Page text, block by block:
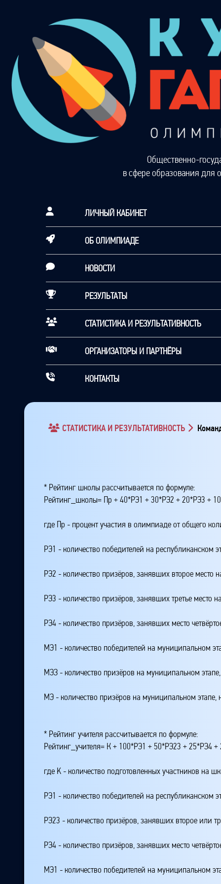
Общественно-
в сфере образования для
ЛИЧНЫЙ КАБИНЕТ
ОБ ОЛИМПИАДЕ
НОВОСТИ
РЕЗУЛЬТАТЫ
СТАТИСТИКА И РЕЗУЛЬТАТИВНОСТЬ
ОРГАНИЗАТОРЫ И ПАРТНЁРЫ
КОНТАКТЫ
СТАТИСТИКА И РЕЗУЛЬТАТИВНОСТЬ
* Рейтинг школы рассчитывается по формуле:
Рейтинг_школы= Пр + 40*РЭ1 + 30*РЭ2 + 20*РЭ3 +
где Пр - процент участия в олимпиаде от общего
РЭ1 - количество победителей на республиканском
РЭ2 - количество призёров, занявших второе место
РЭ3 - количество призёров, занявших третье место
РЭ4 - количество призёров, занявших место
МЭ1 - количество победителей на муниципальном
МЭЗ - количество призёров на муниципальном
МЭ - количество призёров на муниципальном
* Рейтинг учителя рассчитывается по формуле:
Рейтинг_учителя= К + 100*РЭ1 + 50*РЭ23 +
где K - количество подготовленных участников на
РЭ1 - количество победителей на республиканском
РЭ23 - количество призёров, занявших второе или
РЭ4 - количество призёров, занявших место
МЭ1 - количество победителей на муниципальном